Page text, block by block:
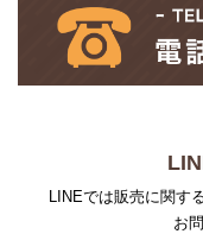
LINEでは販売に関す
お